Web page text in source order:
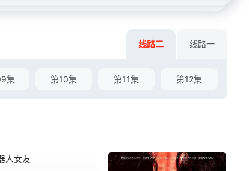
线路二 线路一
集 第10集 第11集 第12集